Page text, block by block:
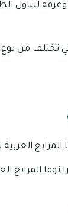
لتناول
تختلف من